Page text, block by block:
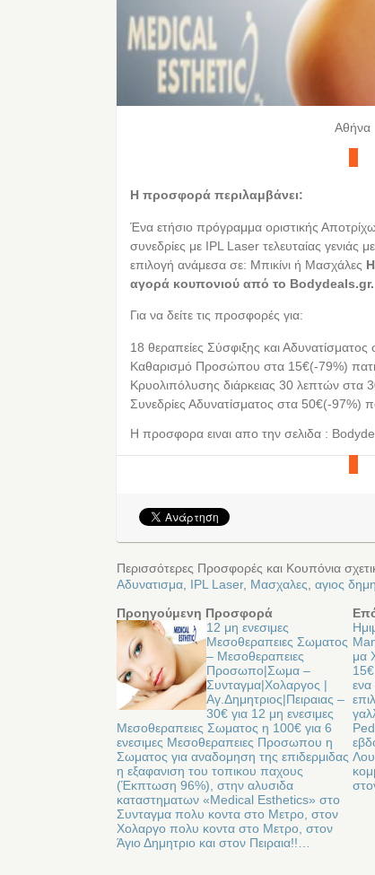
Αθήνα
Η προσφορά περιλαμβάνει:
Ένα ετήσιο πρόγραμμα οριστικής
συνεδρίες με IPL Laser τελευταίας
επιλογή ανάμεσα σε: Mπικίνι ή Μασχάλες
αγορά κουπονιού από τo Bodydeals.gr.
Για να δείτε τις προσφορές για:
18 θεραπείες Σύσφιξης και
Καθαρισμό Προσώπου στα 15€(-79%)
Κρυολιπόλυσης διάρκειας 30 λεπτών
Συνεδρίες Αδυνατίσματος στα 50€(-97%)
Η προσφορα ειναι απο την σελιδα :
Περισσότερες Προσφορές και Κουπόνια
Αδυνατισμα, IPL Laser, Μασχαλες, αγιος
Προηγούμενη Προσφορά
12 μη ενεσιμες
Mεσοθεραπειες Σωματος
– Μεσοθεραπειες
Προσωπο|Σωμα –
Συνταγμα|Χολαργος |
Αγ.Δημητριος|Πειραιας –
30€ για 12 μη ενεσιμες
Mεσοθεραπειες Σωματος η 100€ για 6
ενεσιμες Μεσοθεραπειες Προσωπου η
Σωματος για αναδομηση της επιδερμιδας
η εξαφανιση του τοπικου παχους
(Έκπτωση 96%), στην αλυσιδα
καταστηματων «Medical Εsthetics» στο
Συνταγμα πολυ κοντα στο Μετρο, στον
Χολαργο πολυ κοντα στο Μετρο, στον
Άγιο Δημητριο και στον Πειραια!!…
μα